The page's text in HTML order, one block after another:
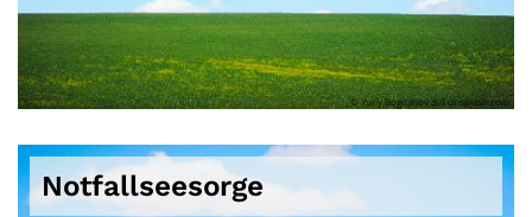
© Yuriy Bogdanov auf unsplash.com
Notfallseesorge